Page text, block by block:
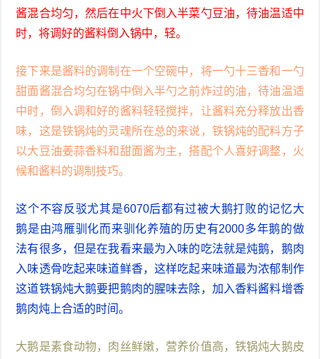
酱混合均匀，然后在中火下倒入半菜勺豆油，待油温适中
时，将调好的酱料倒入锅中，轻。
接下来是酱料的调制在一个空碗中，将一勺十三香和一勺
甜面酱混合均匀在锅中倒入半勺之前炸过的油，待油温适
中时，倒入调和好的酱料轻轻搅拌，让酱料充分释放出香
味，这是铁锅炖的灵魂所在总的来说，铁锅炖的配料方子
以大豆油姜蒜香料和甜面酱为主，搭配个人喜好调整，火
候和酱料的调制技巧。
这个不容反驳尤其是6070后都有过被大鹅打败的记忆大
鹅是由鸿雁驯化而来驯化养殖的历史有2000多年鹅的做
法有很多，但是在我看来最为入味的吃法就是炖鹅，鹅肉
入味透骨吃起来味道鲜香，这样吃起来味道最为浓郁制作
这道铁锅炖大鹅要把鹅肉的腥味去除，加入香料酱料增香
鹅肉炖上合适的时间。
大鹅是素食动物，肉丝鲜嫩，营养价值高，铁锅炖大鹅皮